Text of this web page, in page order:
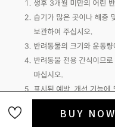
BUY NOW